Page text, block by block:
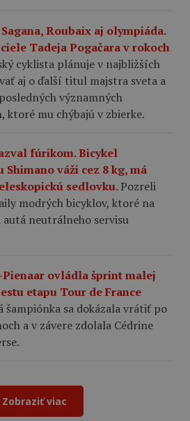
Roubaix aj olympiáda.
Tadeja Pogačara v rokoch
cyklista plánuje v najbližších
aj o ďalší titul majstra sveta a
významných
ktoré mu chýbajú v zbierke.
fúrikom. Bicykel
váži cez 8 kg, má
sedlovku.Pozreli
modrých bicyklov, ktoré na
autá neutrálneho servisu
ovládla šprint malej
etapu Tour de France
šampiónka sa dokázala vrátiť po
a v závere zdolala Cédrine
Zobraziť viac